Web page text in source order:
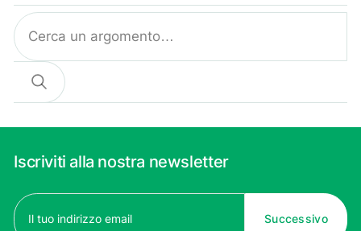
Cerca
Iscriviti alla nostra newsletter
Email
(Obbligatorio)